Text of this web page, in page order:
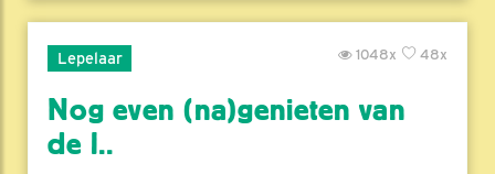
Lepelaar 48x
1048x
Nog even (na)genieten van
de l..